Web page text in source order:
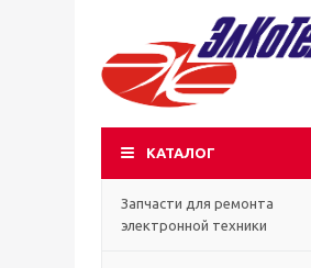
КАТАЛОГ
Запчасти для ремонта
электронной техники